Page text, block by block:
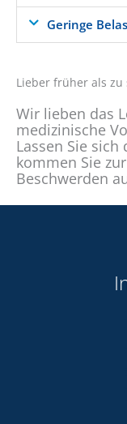
Geringe
Lieber früher als zu
Wir lieben das
medizinische
Lassen Sie
kommen Sie
Beschwerden